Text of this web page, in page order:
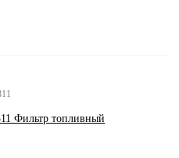
Фильтр топливный